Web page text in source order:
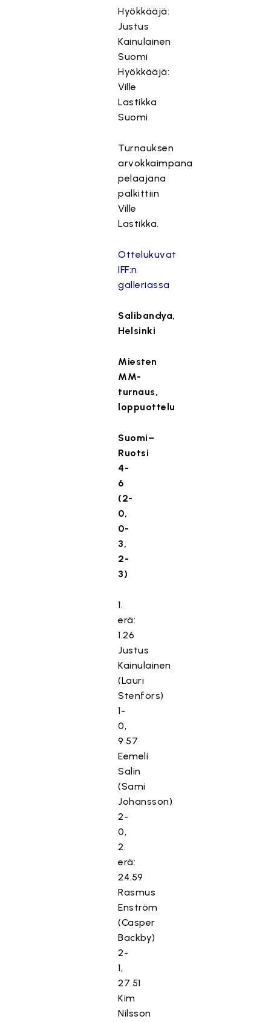
Hyökkääjä:
Justus
Kainulainen
Suomi
Hyökkääjä:
Ville
Lastikka
Suomi
Turnauksen
arvokkaimpana
pelaajana
palkittiin
Ville
Lastikka.
Ottelukuvat
IFF:n
galleriassa
Salibandya,
Helsinki
Miesten
MM-
turnaus,
loppuottelu
Suomi–
Ruotsi
4-
6
(2-
0,
0-
3,
2-
3)
1.
erä:
1.26
Justus
Kainulainen
(Lauri
Stenfors)
1-
0,
9.57
Eemeli
Salin
(Sami
Johansson)
2-
0,
2.
erä:
24.59
Rasmus
Enström
(Casper
Backby)
2-
1,
27.51
Kim
Nilsson